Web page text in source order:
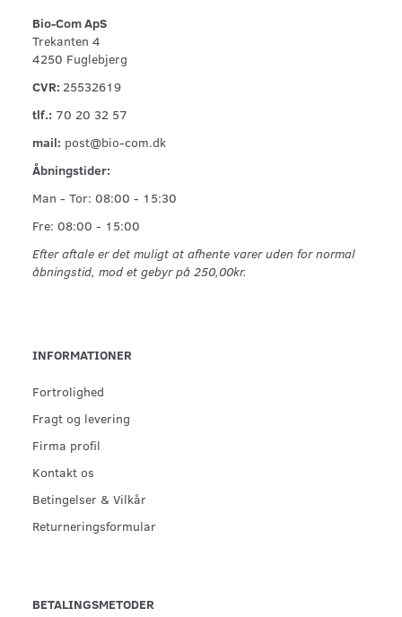
Bio-Com ApS
Trekanten 4
4250 Fuglebjerg
CVR: 25532619
tlf.: 70 20 32 57
mail: post@bio-com.dk
Åbningstider:
Man - Tor: 08:00 - 15:30
Fre: 08:00 - 15:00
Efter aftale er det muligt at afhente varer uden for normal
åbningstid, mod et gebyr på 250,00kr.
INFORMATIONER
Fortrolighed
Fragt og levering
Firma profil
Kontakt os
Betingelser & Vilkår
Returneringsformular
BETALINGSMETODER